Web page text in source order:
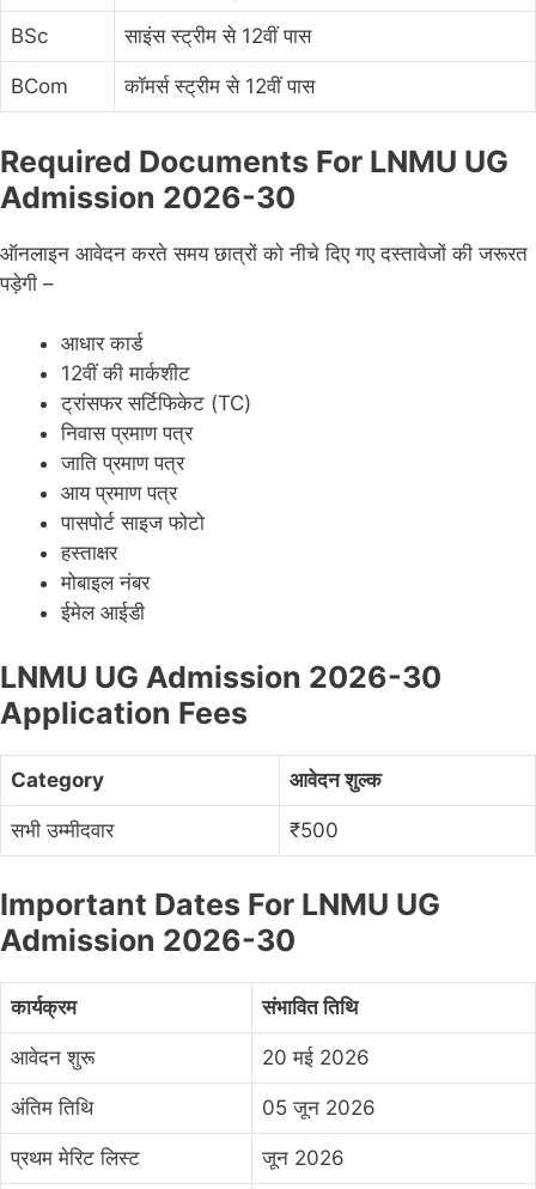
BSc साइंस स्ट्रीम से 12वीं पास
BCom कॉमर्स स्ट्रीम से 12वीं पास
Required Documents For LNMU UG
Admission 2026-30
ऑनलाइन आवेदन करते समय छात्रों को नीचे दिए गए दस्तावेजों की जरूरत
पड़ेगी –
आधार कार्ड
12वीं की मार्कशीट
ट्रांसफर सर्टिफिकेट (TC)
निवास प्रमाण पत्र
जाति प्रमाण पत्र
आय प्रमाण पत्र
पासपोर्ट साइज फोटो
हस्ताक्षर
मोबाइल नंबर
ईमेल आईडी
LNMU UG Admission 2026-30
Application Fees
Category आवेदन शुल्क
सभी उम्मीदवार ₹500
Important Dates For LNMU UG
Admission 2026-30
कार्यक्रम संभावित तिथि
आवेदन शुरू 20 मई 2026
अंतिम तिथि 05 जून 2026
प्रथम मेरिट लिस्ट जून 2026